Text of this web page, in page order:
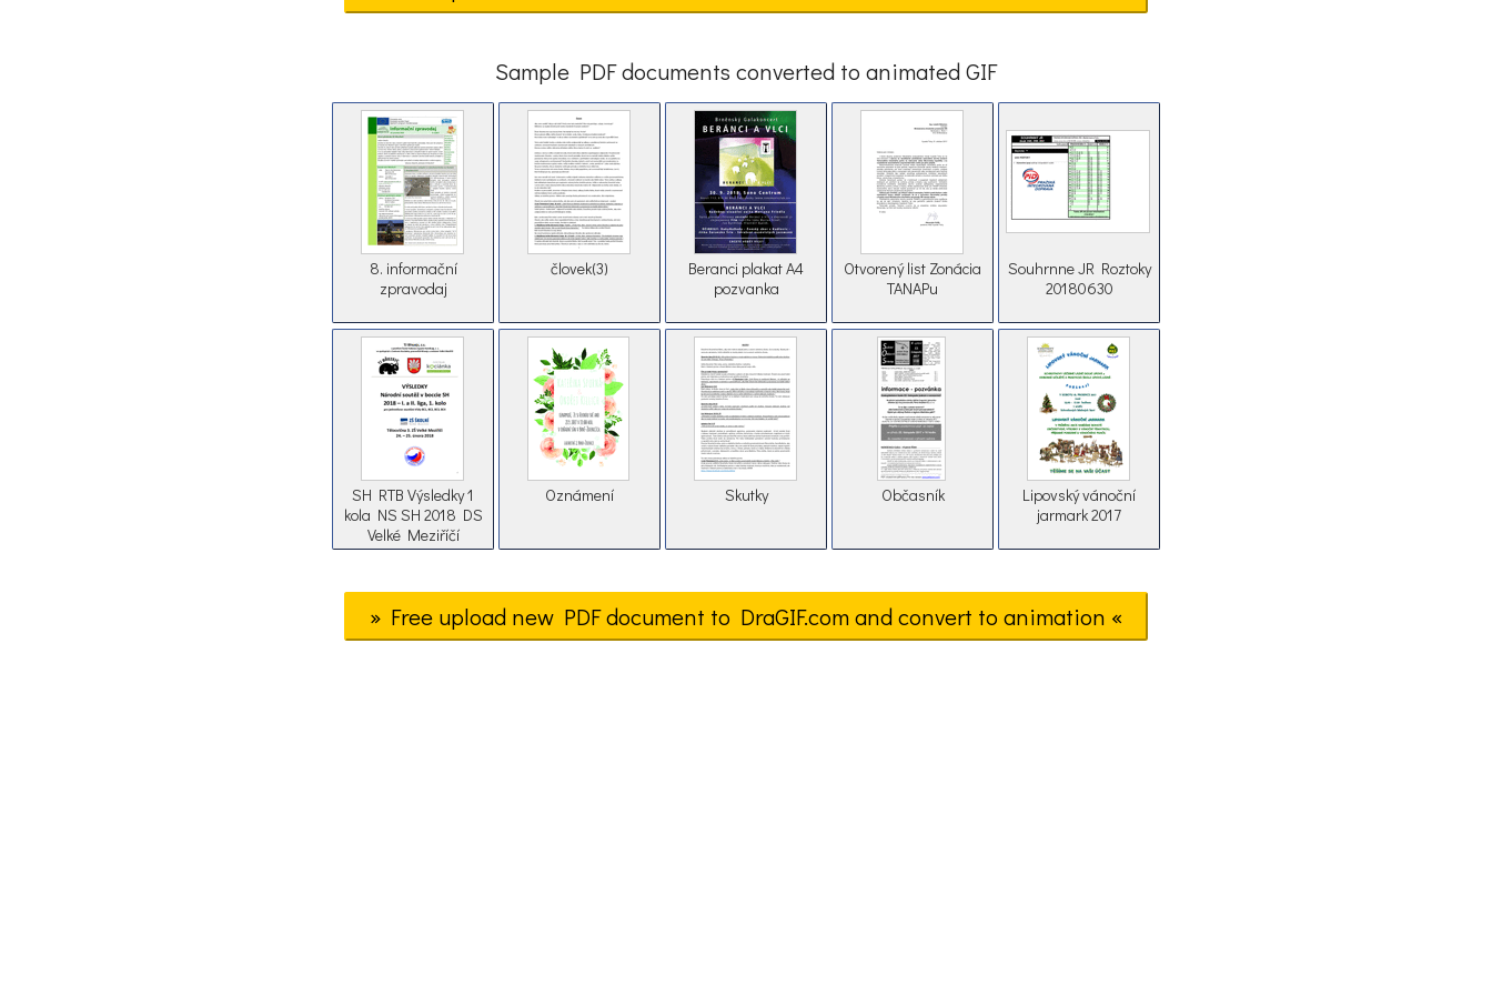
Sample PDF documents converted to animated GIF
8. informační
zpravodaj
človek(3)
Beranci plakat A4
pozvanka
Otvorený list Zonácia
TANAPu
Souhrnne JR Roztoky
20180630
SH RTB Výsledky 1
kola NS SH 2018 DS
Velké Meziříčí
Oznámení Skutky Občasník
Lipovský vánoční
jarmark 2017
» Free upload new PDF document to DraGIF.com and convert to animation «